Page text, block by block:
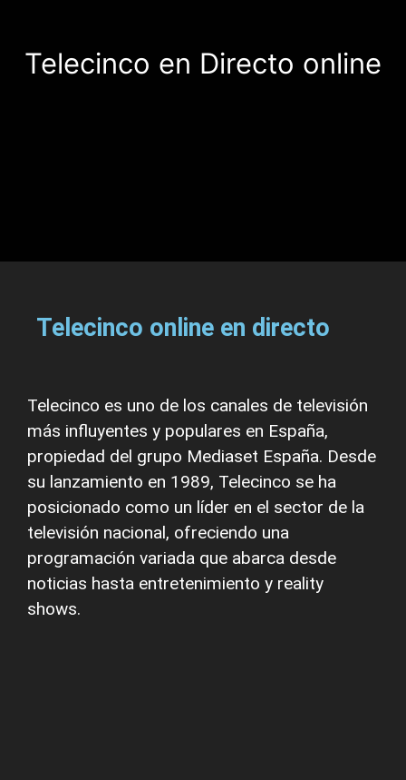
Telecinco en Directo online
Telecinco online en directo
Telecinco es uno de los canales de televisión
más influyentes y populares en España,
propiedad del grupo Mediaset España. Desde
su lanzamiento en 1989, Telecinco se ha
posicionado como un líder en el sector de la
televisión nacional, ofreciendo una
programación variada que abarca desde
noticias hasta entretenimiento y reality
shows.